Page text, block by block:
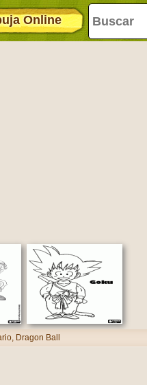
Online
Dragon Ball